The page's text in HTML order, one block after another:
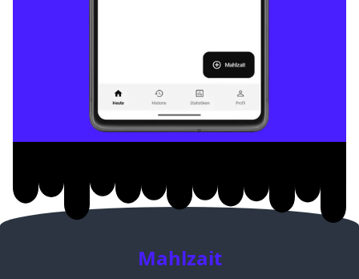
Mahlzait